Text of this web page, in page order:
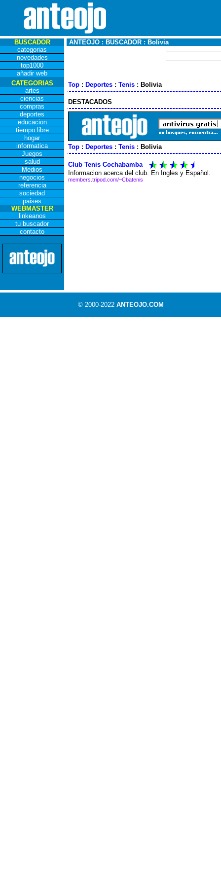
BUSCADOR
categorias
novedades
top1000
añadir web
ANTEOJO : BUSCADOR : Bolivia
CATEGORIAS
artes
ciencias
compras
deportes
educacion
tiempo libre
hogar
informatica
Juegos
salud
Medios
negocios
referencia
sociedad
paises
WEBMASTER
linkeanos
tu buscador
contacto
Top : Deportes : Tenis : Bolivia
DESTACADOS
Top : Deportes : Tenis : Bolivia
Club Tenis Cochabamba
Informacion acerca del club. En Ingles y Español.
members.tripod.com/~Cbatenis
© 2000-2022 ANTEOJO.COM